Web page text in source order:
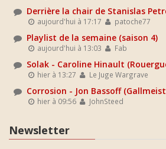
Derrière la chair de Stanislas
aujourd'hui à 17:17 patoche77
Playlist de la semaine (saison 4)
aujourd'hui à 13:03 Fab
Solak - Caroline Hinault
hier à 13:27 Le Juge Wargrave
Corrosion - Jon Bassoff
hier à 09:56 JohnSteed
Newsletter